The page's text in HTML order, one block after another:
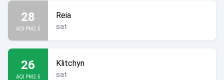
28
AQI PM2.5
Reia
sat
26
AQI PM2.5
Klitchyn
sat